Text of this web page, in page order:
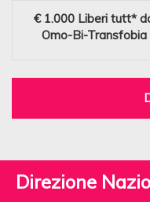
€ 1.000 Liberi tutt*
Omo-Bi-Transfobia
Direzione